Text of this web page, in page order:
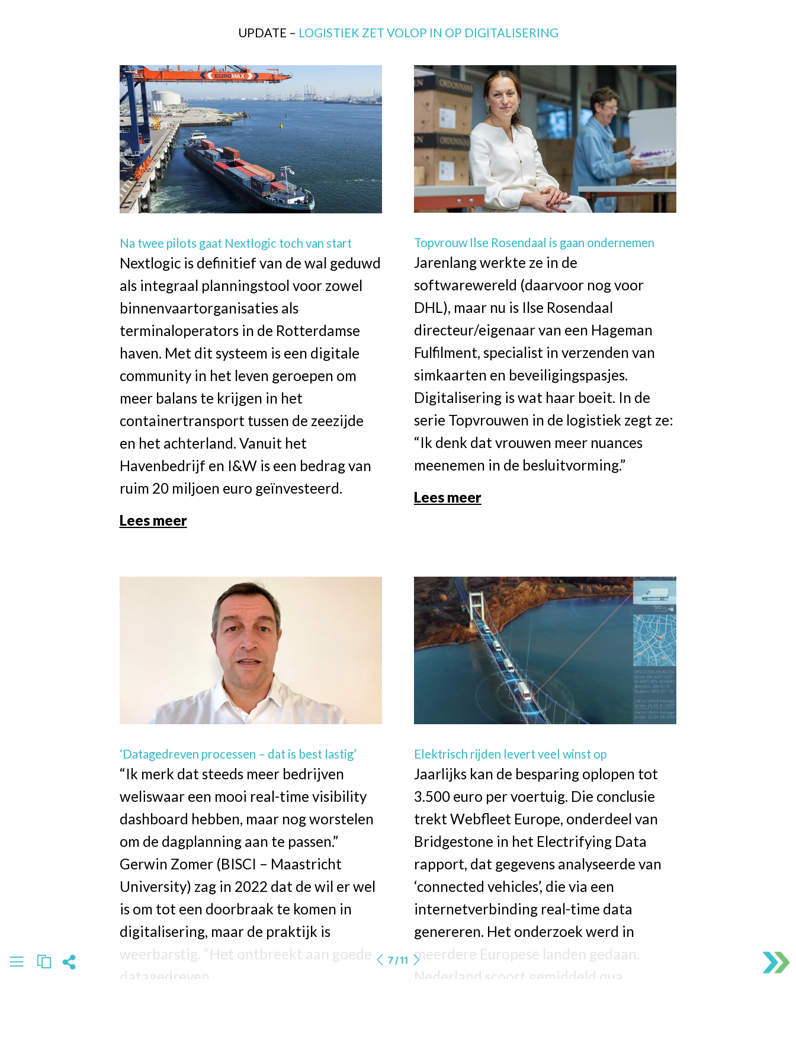
UPDATE – LOGISTIEK ZET VOLOP IN OP DIGITALISERING
Na twee pilots gaat Nextlogic toch van start
Nextlogic is definitief van de wal geduwd
als integraal planningstool voor zowel
binnenvaartorganisaties als
terminaloperators in de Rotterdamse
haven. Met dit systeem is een digitale
community in het leven geroepen om
meer balans te krijgen in het
containertransport tussen de zeezijde
en het achterland. Vanuit het
Havenbedrijf en I&W is een bedrag van
ruim 20 miljoen euro geïnvesteerd.
Lees meer
Topvrouw Ilse Rosendaal is gaan ondernemen
Jarenlang werkte ze in de
softwarewereld (daarvoor nog voor
DHL), maar nu is Ilse Rosendaal
directeur/eigenaar van een Hageman
Fulfilment, specialist in verzenden van
simkaarten en beveiligingspasjes.
Digitalisering is wat haar boeit. In de
serie Topvrouwen in de logistiek zegt ze:
“Ik denk dat vrouwen meer nuances
meenemen in de besluitvorming.”
Lees meer
‘Datagedreven processen – dat is best lastig’
“Ik merk dat steeds meer bedrijven
weliswaar een mooi real-time visibility
dashboard hebben, maar nog worstelen
om de dagplanning aan te passen.”
Gerwin Zomer (BISCI – Maastricht
University) zag in 2022 dat de wil er wel
is om tot een doorbraak te komen in
digitalisering, maar de praktijk is
weerbarstig. “Het ontbreekt aan goede
datagedreven
Elektrisch rijden levert veel winst op
Jaarlijks kan de besparing oplopen tot
3.500 euro per voertuig. Die conclusie
trekt Webfleet Europe, onderdeel van
Bridgestone in het Electrifying Data
rapport, dat gegevens analyseerde van
‘connected vehicles’, die via een
internetverbinding real-time data
genereren. Het onderzoek werd in
meerdere Europese landen gedaan.
Nederland scoort gemiddeld qua
7 / 11